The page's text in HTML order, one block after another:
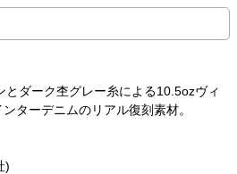
ダーク杢グレー糸による10.5ozヴィ
ターデニムのリアル復刻素材。
)